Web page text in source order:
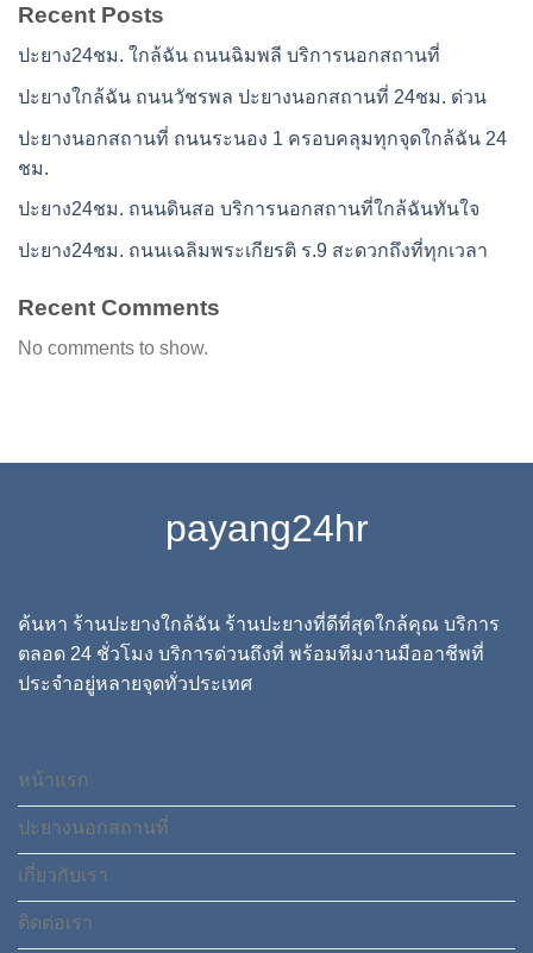
Recent Posts
ปะยาง24ชม. ใกล้ฉัน ถนนฉิมพลี บริการนอกสถานที่
ปะยางใกล้ฉัน ถนนวัชรพล ปะยางนอกสถานที่ 24ชม. ด่วน
ปะยางนอกสถานที่ ถนนระนอง 1 ครอบคลุมทุกจุดใกล้ฉัน 24
ชม.
ปะยาง24ชม. ถนนดินสอ บริการนอกสถานที่ใกล้ฉันทันใจ
ปะยาง24ชม. ถนนเฉลิมพระเกียรติ ร.9 สะดวกถึงที่ทุกเวลา
Recent Comments
No comments to show.
payang24hr
ค้นหา ร้านปะยางใกล้ฉัน ร้านปะยางที่ดีที่สุดใกล้คุณ บริการ
ตลอด 24 ชั่วโมง บริการด่วนถึงที่ พร้อมทีมงานมืออาชีพที่
ประจำอยู่หลายจุดทั่วประเทศ
หน้าแรก
ปะยางนอกสถานที่
เกี่ยวกับเรา
ติดต่อเรา